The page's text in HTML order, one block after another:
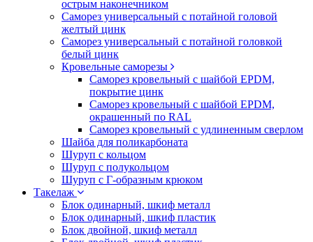
острым наконечником
Саморез универсальный с потайной головой
желтый цинк
Саморез универсальный с потайной головкой
белый цинк
Кровельные саморезы
Саморез кровельный с шайбой EPDM,
покрытие цинк
Саморез кровельный с шайбой EPDM,
окрашенный по RAL
Саморез кровельный с удлиненным сверлом
Шайба для поликарбоната
Шуруп с кольцом
Шуруп с полукольцом
Шуруп с Г-образным крюком
Такелаж
Блок одинарный, шкиф металл
Блок одинарный, шкиф пластик
Блок двойной, шкиф металл